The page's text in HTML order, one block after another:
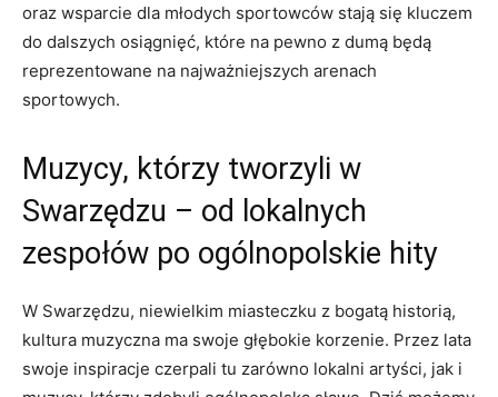
oraz wsparcie dla młodych sportowców stają się kluczem
do dalszych osiągnięć, które na pewno z dumą będą
reprezentowane na najważniejszych arenach
sportowych.
Muzycy, którzy tworzyli w
Swarzędzu – od lokalnych
zespołów po ogólnopolskie hity
W Swarzędzu, niewielkim miasteczku z bogatą historią,
kultura muzyczna ma swoje głębokie korzenie. Przez lata
swoje inspiracje czerpali tu zarówno lokalni artyści, jak i